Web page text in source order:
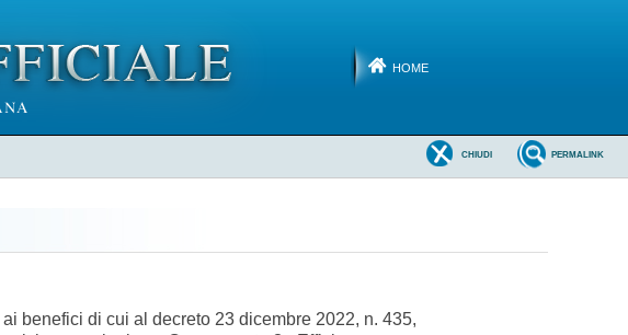
HOME
PERMALINK
CHIUDI
benefici di cui al decreto 23 dicembre 2022, n. 435,